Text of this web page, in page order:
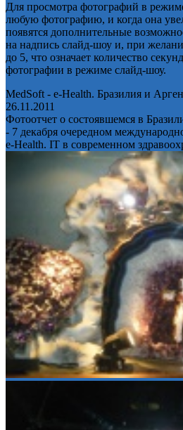
Для просмотра фотографий в
любую фотографию, и когда она
появятся дополнительные
на надпись слайд-шоу и, при
до 5, что означает количество
фотографии в режиме слайд-шоу.
MedSoft - e-Health. Бразилия и
26.11.2011
Фотоотчет о состоявшемся в
- 7 декабря очередном
e-Health. IT в современном